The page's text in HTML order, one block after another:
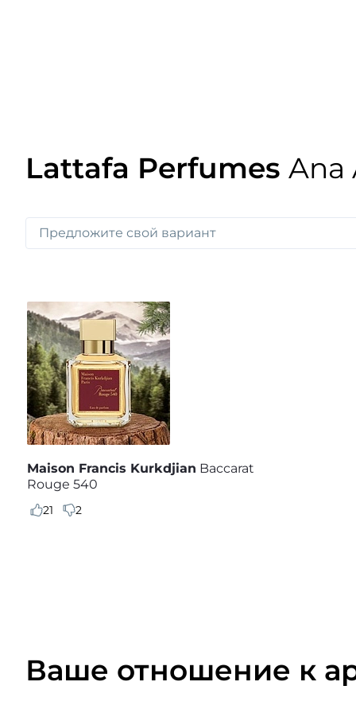
Lattafa Perfumes Ana
Maison Francis Kurkdjian Baccarat
Rouge 540
21 2
Ваше отношение к